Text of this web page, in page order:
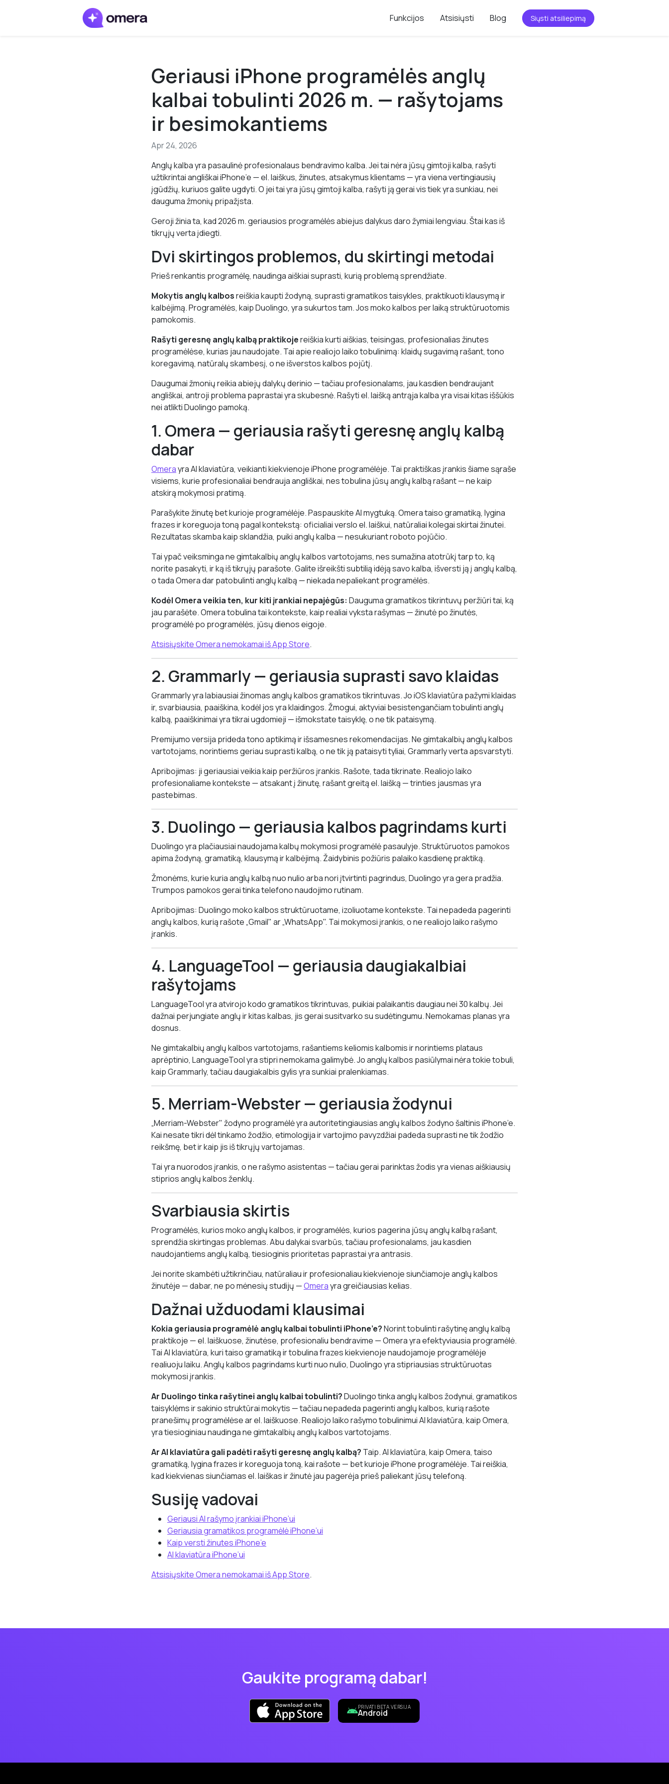
Funkcijos Atsisiųsti Blog Siųsti atsiliepimą
Geriausi iPhone programėlės anglų
kalbai tobulinti 2026 m. — rašytojams
ir besimokantiems
Apr 24, 2026
Anglų kalba yra pasaulinė profesionalaus bendravimo kalba. Jei tai nėra jūsų gimtoji kalba, rašyti
užtikrintai angliškai iPhone’e — el. laiškus, žinutes, atsakymus klientams — yra viena vertingiausių
įgūdžių, kuriuos galite ugdyti. O jei tai yra jūsų gimtoji kalba, rašyti ją gerai vis tiek yra sunkiau, nei
dauguma žmonių pripažįsta.
Geroji žinia ta, kad 2026 m. geriausios programėlės abiejus dalykus daro žymiai lengviau. Štai kas iš
tikrųjų verta įdiegti.
Dvi skirtingos problemos, du skirtingi metodai
Prieš renkantis programėlę, naudinga aiškiai suprasti, kurią problemą sprendžiate.
Mokytis anglų kalbosreiškia kaupti žodyną, suprasti gramatikos taisykles, praktikuoti klausymą ir
kalbėjimą. Programėlės, kaip Duolingo, yra sukurtos tam. Jos moko kalbos per laiką struktūruotomis
pamokomis.
Rašyti geresnę anglų kalbą praktikojereiškia kurti aiškias, teisingas, profesionalias žinutes
programėlėse, kurias jau naudojate. Tai apie realiojo laiko tobulinimą: klaidų sugavimą rašant, tono
koregavimą, natūralų skambesį, o ne išverstos kalbos pojūtį.
Daugumai žmonių reikia abiejų dalykų derinio — tačiau profesionalams, jau kasdien bendraujant
angliškai, antroji problema paprastai yra skubesnė. Rašyti el. laišką antrąja kalba yra visai kitas iššūkis
nei atlikti Duolingo pamoką.
1. Omera — geriausia rašyti geresnę anglų kalbą
dabar
Omerayra AI klaviatūra, veikianti kiekvienoje iPhone programėlėje. Tai praktiškas įrankis šiame sąraše
visiems, kurie profesionaliai bendrauja angliškai, nes tobulina jūsų anglų kalbą rašant — ne kaip
atskirą mokymosi pratimą.
Parašykite žinutę bet kurioje programėlėje. Paspauskite AI mygtuką. Omera taiso gramatiką, lygina
frazes ir koreguoja toną pagal kontekstą: oficialiai verslo el. laiškui, natūraliai kolegai skirtai žinutei.
Rezultatas skamba kaip sklandžia, puiki anglų kalba — nesukuriant roboto pojūčio.
Tai ypač veiksminga ne gimtakalbių anglų kalbos vartotojams, nes sumažina atotrūkį tarp to, ką
norite pasakyti, ir ką iš tikrųjų parašote. Galite išreikšti subtilią idėją savo kalba, išversti ją į anglų kalbą,
o tada Omera dar patobulinti anglų kalbą — niekada nepaliekant programėlės.
Kodėl Omera veikia ten, kur kiti įrankiai nepajėgūs: Dauguma gramatikos tikrintuvų peržiūri tai, ką
jau parašėte. Omera tobulina tai kontekste, kaip realiai vyksta rašymas — žinutė po žinutės,
programėlė po programėlės, jūsų dienos eigoje.
Atsisiųskite Omera nemokamai iš App Store.
2. Grammarly — geriausia suprasti savo klaidas
Grammarly yra labiausiai žinomas anglų kalbos gramatikos tikrintuvas. Jo iOS klaviatūra pažymi klaidas
ir, svarbiausia, paaiškina, kodėl jos yra klaidingos. Žmogui, aktyviai besistengančiam tobulinti anglų
kalbą, paaiškinimai yra tikrai ugdomieji — išmokstate taisyklę, o ne tik pataisymą.
Premijumo versija prideda tono aptikimą ir išsamesnes rekomendacijas. Ne gimtakalbių anglų kalbos
vartotojams, norintiems geriau suprasti kalbą, o ne tik ją pataisyti tyliai, Grammarly verta apsvarstyti.
Apribojimas: ji geriausiai veikia kaip peržiūros įrankis. Rašote, tada tikrinate. Realiojo laiko
profesionaliame kontekste — atsakant į žinutę, rašant greitą el. laišką — trinties jausmas yra
pastebimas.
3. Duolingo — geriausia kalbos pagrindams kurti
Duolingo yra plačiausiai naudojama kalbų mokymosi programėlė pasaulyje. Struktūruotos pamokos
apima žodyną, gramatiką, klausymą ir kalbėjimą. Žaidybinis požiūris palaiko kasdienę praktiką.
Žmonėms, kurie kuria anglų kalbą nuo nulio arba nori įtvirtinti pagrindus, Duolingo yra gera pradžia.
Trumpos pamokos gerai tinka telefono naudojimo rutinam.
Apribojimas: Duolingo moko kalbos struktūruotame, izoliuotame kontekste. Tai nepadeda pagerinti
anglų kalbos, kurią rašote „Gmail" ar „WhatsApp". Tai mokymosi įrankis, o ne realiojo laiko rašymo
įrankis.
4. LanguageTool — geriausia daugiakalbiai
rašytojams
LanguageTool yra atvirojo kodo gramatikos tikrintuvas, puikiai palaikantis daugiau nei 30 kalbų. Jei
dažnai perjungiate anglų ir kitas kalbas, jis gerai susitvarko su sudėtingumu. Nemokamas planas yra
dosnus.
Ne gimtakalbių anglų kalbos vartotojams, rašantiems keliomis kalbomis ir norintiems plataus
aprėptinio, LanguageTool yra stipri nemokama galimybė. Jo anglų kalbos pasiūlymai nėra tokie tobuli,
kaip Grammarly, tačiau daugiakalbis gylis yra sunkiai pralenkiamas.
5. Merriam-Webster — geriausia žodynui
„Merriam-Webster" žodyno programėlė yra autoritetingiausias anglų kalbos žodyno šaltinis iPhone’e.
Kai nesate tikri dėl tinkamo žodžio, etimologija ir vartojimo pavyzdžiai padeda suprasti ne tik žodžio
reikšmę, bet ir kaip jis iš tikrųjų vartojamas.
Tai yra nuorodos įrankis, o ne rašymo asistentas — tačiau gerai parinktas žodis yra vienas aiškiausių
stiprios anglų kalbos ženklų.
Svarbiausia skirtis
Programėlės, kurios moko anglų kalbos, ir programėlės, kurios pagerina jūsų anglų kalbą rašant,
sprendžia skirtingas problemas. Abu dalykai svarbūs, tačiau profesionalams, jau kasdien
naudojantiems anglų kalbą, tiesioginis prioritetas paprastai yra antrasis.
Jei norite skambėti užtikrinčiau, natūraliau ir profesionaliau kiekvienoje siunčiamoje anglų kalbos
žinutėje — dabar, ne po mėnesių studijų —Omerayra greičiausias kelias.
Dažnai užduodami klausimai
Kokia geriausia programėlė anglų kalbai tobulinti iPhone’e?Norint tobulinti rašytinę anglų kalbą
praktikoje — el. laiškuose, žinutėse, profesionaliu bendravime — Omera yra efektyviausia programėlė.
Tai AI klaviatūra, kuri taiso gramatiką ir tobulina frazes kiekvienoje naudojamoje programėlėje
realiuoju laiku. Anglų kalbos pagrindams kurti nuo nulio, Duolingo yra stipriausias struktūruotas
mokymosi įrankis.
Ar Duolingo tinka rašytinei anglų kalbai tobulinti?Duolingo tinka anglų kalbos žodynui, gramatikos
taisyklėms ir sakinio struktūrai mokytis — tačiau nepadeda pagerinti anglų kalbos, kurią rašote
pranešimų programėlėse ar el. laiškuose. Realiojo laiko rašymo tobulinimui AI klaviatūra, kaip Omera,
yra tiesioginiau naudinga ne gimtakalbių anglų kalbos vartotojams.
Ar AI klaviatūra gali padėti rašyti geresnę anglų kalbą? Taip. AI klaviatūra, kaip Omera, taiso
gramatiką, lygina frazes ir koreguoja toną, kai rašote — bet kurioje iPhone programėlėje. Tai reiškia,
kad kiekvienas siunčiamas el. laiškas ir žinutė jau pagerėja prieš paliekant jūsų telefoną.
Susiję vadovai
Geriausi AI rašymo įrankiai iPhone’ui
Geriausia gramatikos programėlė iPhone’ui
Kaip versti žinutes iPhone’e
AI klaviatūra iPhone’ui
Atsisiųskite Omera nemokamai iš App Store.
Gaukite programą dabar!
PRIVATI BETA VERSIJA
Android